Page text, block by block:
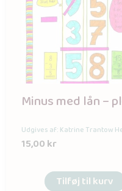
Minus med lån –
Udgives af: Katrine Trantow
15,00kr
Tilføj til kurv